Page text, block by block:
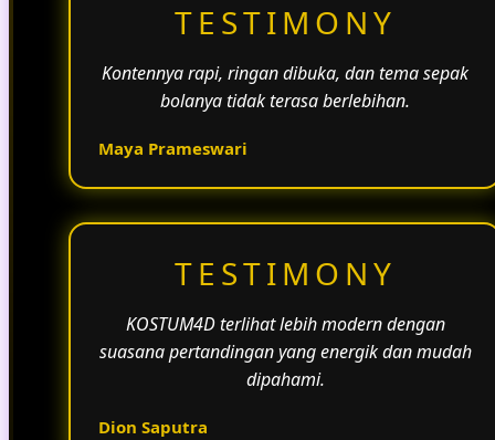
TESTIMONY
Kontennya rapi, ringan dibuka, dan tema sepak
bolanya tidak terasa berlebihan.
Maya Prameswari
TESTIMONY
KOSTUM4D terlihat lebih modern dengan
suasana pertandingan yang energik dan mudah
dipahami.
Dion Saputra